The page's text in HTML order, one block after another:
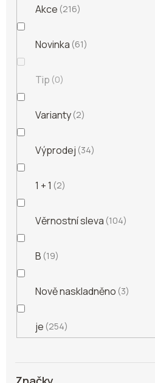
Akce 216
Novinka 61
Tip 0
Varianty 2
Výprodej 34
1 + 1 2
Věrnostní sleva 104
B 19
Nově naskladněno 3
je 254